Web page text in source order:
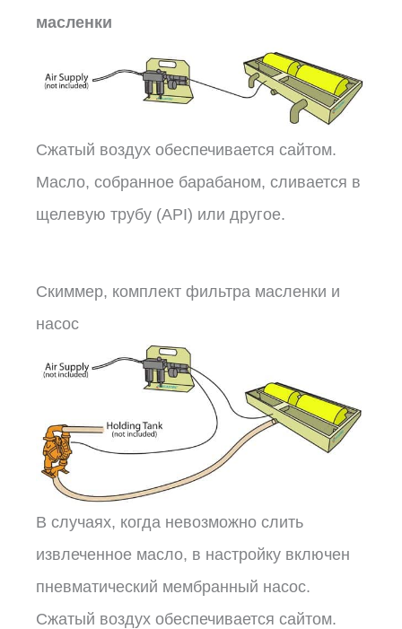
масленки
Сжатый воздух обеспечивается сайтом.
Масло, собранное барабаном, сливается в
щелевую трубу (API) или другое.
Скиммер, комплект фильтра масленки и
насос
В случаях, когда невозможно слить
извлеченное масло, в настройку включен
пневматический мембранный насос.
Сжатый воздух обеспечивается сайтом.